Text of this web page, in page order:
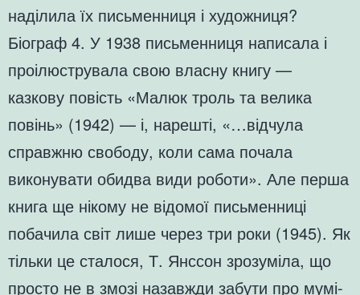
наділила їх письменниця і художниця?
Біограф 4. У 1938 письменниця написала і
проілюструвала свою власну книгу —
казкову повість «Малюк троль та велика
повінь» (1942) — і, нарешті, «…відчула
справжню свободу, коли сама почала
виконувати обидва види роботи». Але перша
книга ще нікому не відомої письменниці
побачила світ лише через три роки (1945). Як
тільки це сталося, Т. Янссон зрозуміла, що
просто не в змозі назавжди забути про мумі-